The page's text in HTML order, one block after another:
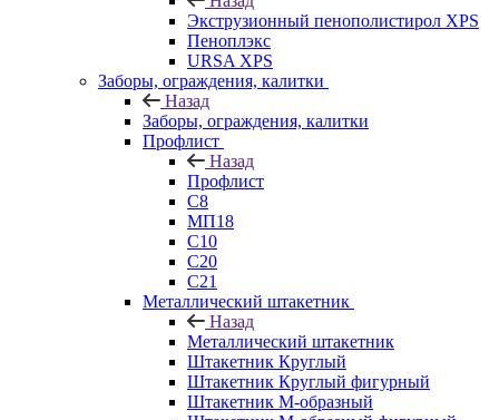
Экструзионный пенополистирол XPS
Пеноплэкс
URSA XPS
Заборы, ограждения, калитки
Назад
Заборы, ограждения, калитки
Профлист
Назад
Профлист
С8
МП18
С10
С20
С21
Металлический штакетник
Назад
Металлический штакетник
Штакетник Круглый
Штакетник Круглый фигурный
Штакетник М-образный